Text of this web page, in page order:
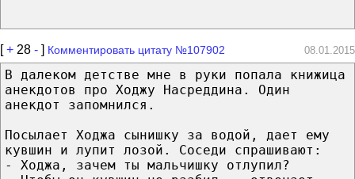
[+ 28 - ] Комментировать цитату №107902 08.01.2015
В далеком детстве мне в руки попала книжица
анекдотов про Ходжу Насреддина. Один
анекдот запомнился.
Посылает Ходжа сынишку за водой, дает ему
кувшин и лупит лозой. Соседи спрашивают:
- Ходжа, зачем ты мальчишку отлупил?